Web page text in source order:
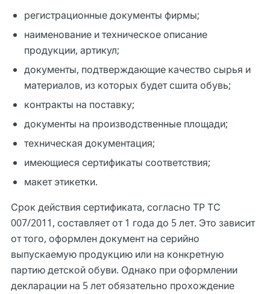
регистрационные документы фирмы;
наименование и техническое описание
продукции, артикул;
документы, подтверждающие качество сырья и
материалов, из которых будет сшита обувь;
контракты на поставку;
документы на производственные площади;
техническая документация;
имеющиеся сертификаты соответствия;
макет этикетки.
Срок действия сертификата, согласно ТР ТС
007/2011, составляет от 1 года до 5 лет. Это зависит
от того, оформлен документ на серийно
выпускаемую продукцию или на конкретную
партию детской обуви. Однако при оформлении
декларации на 5 лет обязательно прохождение